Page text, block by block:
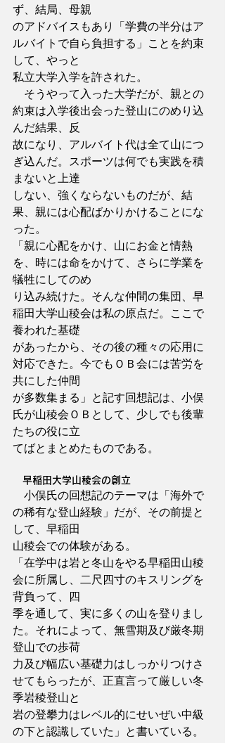
ず、結局、母親
のアドバイスもあり「学費の半分はア
ルバイトで自ら負担する」ことを約束
して、やっと
私立大学入学を許された。
そうやって入った大学だが、親との
約束は入学後出会った登山にのめり込
んだ結果、反
故になり、アルバイト代は全て山につ
ぎ込んだ。スポーツは何でも実践を積
まないと上達
しない、強くならないものだが、結
果、親には心配ばかりかけることにな
った。
「親に心配をかけ、山にお金と情熱
を、時には命をかけて、さらに学業を
犠牲にしてのめ
り込み続けた。そんな仲間の集団、早
稲田大学山稜会は私の原点だ。ここで
養われた基礎
があったから、その後の種々の応用に
対応できた。今でもＯＢ会には苦労を
共にした仲間
が多数集まる」と記す回想記は、小俣
氏が山稜会ＯＢとして、少しでも後輩
たちの役に立
てばとまとめたものである。
早稲田大学山稜会の創立
小俣氏の回想記のテーマは「海外で
の稀有な登山経験」だが、その前提と
して、早稲田
山稜会での体験がある。
「在学中は岩と冬山をやる早稲田山稜
会に所属し、二尺四寸のキスリングを
背負って、四
季を通して、実に多くの山を登りまし
た。それによって、無雪期及び厳冬期
登山での歩荷
力及び幅広い基礎力はしっかりつけさ
せてもらったが、正直言って厳しい冬
季岩稜登山と
岩の登攀力はレベル的にせいぜい中級
の下と認識していた」と書いている。